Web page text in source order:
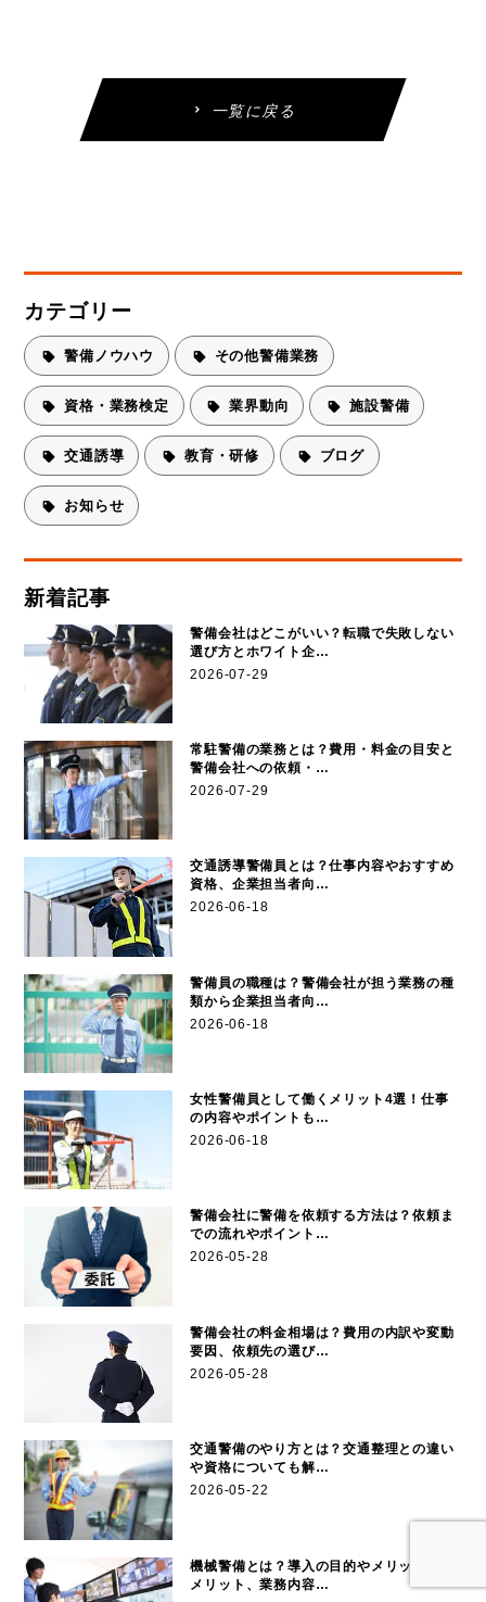
一覧に戻る
カテゴリー
警備ノウハウ その他警備業務
資格・業務検定 業界動向 施設警備
交通誘導 教育・研修 ブログ
お知らせ
新着記事
警備会社はどこがいい？転職で失敗しない
選び方とホワイト企…
2026-07-29
常駐警備の業務とは？費用・料金の目安と
警備会社への依頼・…
2026-07-29
交通誘導警備員とは？仕事内容やおすすめ
資格、企業担当者向…
2026-06-18
警備員の職種は？警備会社が担う業務の種
類から企業担当者向…
2026-06-18
女性警備員として働くメリット4選！仕事
の内容やポイントも…
2026-06-18
警備会社に警備を依頼する方法は？依頼ま
での流れやポイント…
2026-05-28
警備会社の料金相場は？費用の内訳や変動
要因、依頼先の選び…
2026-05-28
交通警備のやり方とは？交通整理との違い
や資格についても解…
2026-05-22
機械警備とは？導入の目的やメリット・デ
メリット、業務内容…